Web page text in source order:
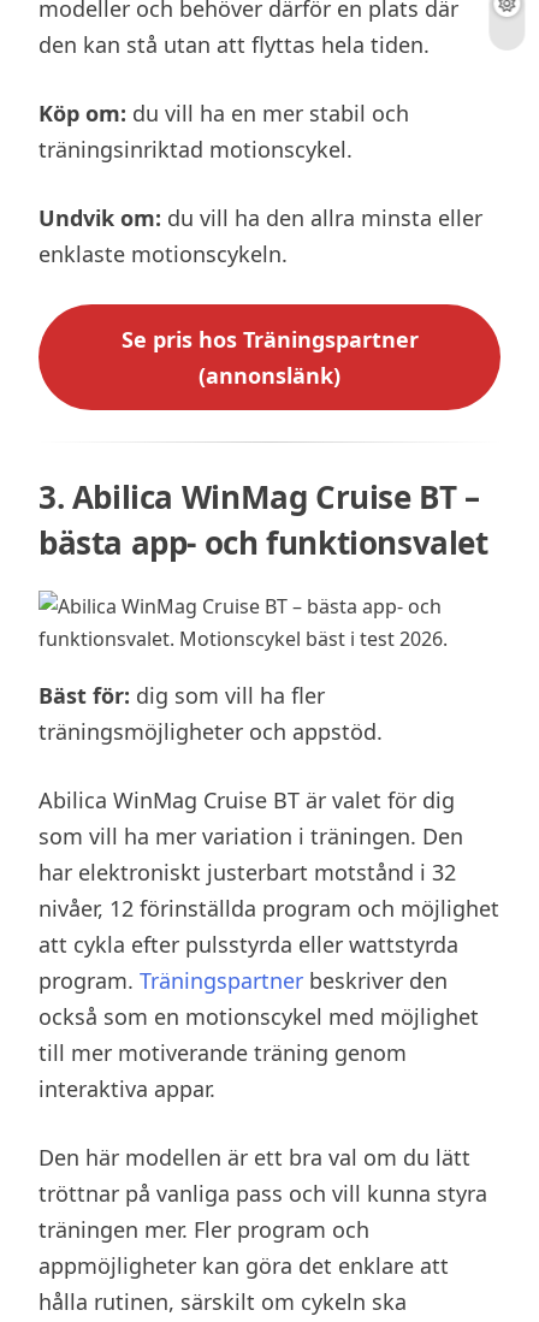
modeller och behöver därför en plats där
den kan stå utan att flyttas hela tiden.
Köp om: du vill ha en mer stabil och
träningsinriktad motionscykel.
Undvik om: du vill ha den allra minsta eller
enklaste motionscykeln.
Se pris hos Träningspartner
(annonslänk)
3. Abilica WinMag Cruise BT –
bästa app- och funktionsvalet
Bäst för: dig som vill ha fler
träningsmöjligheter och appstöd.
Abilica WinMag Cruise BT är valet för dig
som vill ha mer variation i träningen. Den
har elektroniskt justerbart motstånd i 32
nivåer, 12 förinställda program och möjlighet
att cykla efter pulsstyrda eller wattstyrda
program. Träningspartner beskriver den
också som en motionscykel med möjlighet
till mer motiverande träning genom
interaktiva appar.
Den här modellen är ett bra val om du lätt
tröttnar på vanliga pass och vill kunna styra
träningen mer. Fler program och
appmöjligheter kan göra det enklare att
hålla rutinen, särskilt om cykeln ska